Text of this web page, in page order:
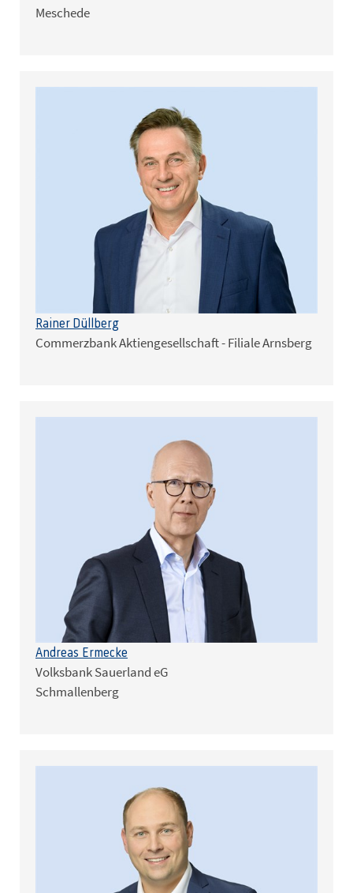
Meschede
Rainer Düllberg
Commerzbank Aktiengesellschaft - Filiale Arnsberg
Andreas Ermecke
Volksbank Sauerland eG
Schmallenberg